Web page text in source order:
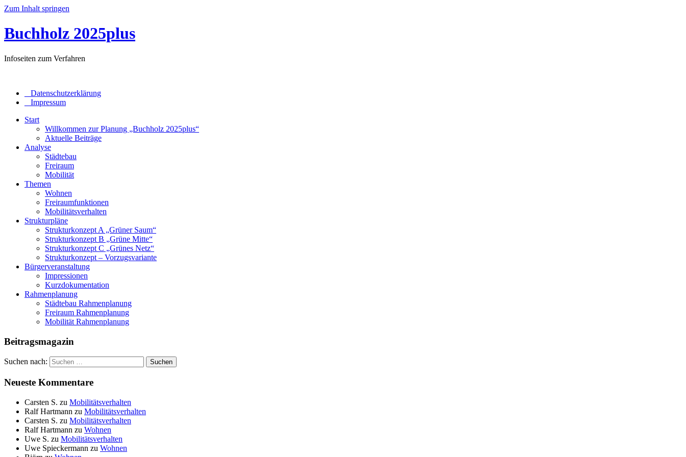
Zum Inhalt springen
Buchholz 2025plus
Infoseiten zum Verfahren
_ Datenschutzerklärung
_ Impressum
Start
Willkommen zur Planung „Buchholz 2025plus“
Aktuelle Beiträge
Analyse
Städtebau
Freiraum
Mobilität
Themen
Wohnen
Freiraumfunktionen
Mobilitätsverhalten
Strukturpläne
Strukturkonzept A „Grüner Saum“
Strukturkonzept B „Grüne Mitte“
Strukturkonzept C „Grünes Netz“
Strukturkonzept – Vorzugsvariante
Bürgerveranstaltung
Impressionen
Kurzdokumentation
Rahmenplanung
Städtebau Rahmenplanung
Freiraum Rahmenplanung
Mobilität Rahmenplanung
Beitragsmagazin
Suchen nach: Suchen
Neueste Kommentare
Carsten S. zu Mobilitätsverhalten
Ralf Hartmann zu Mobilitätsverhalten
Carsten S. zu Mobilitätsverhalten
Ralf Hartmann zu Wohnen
Uwe S. zu Mobilitätsverhalten
Uwe Spieckermann zu Wohnen